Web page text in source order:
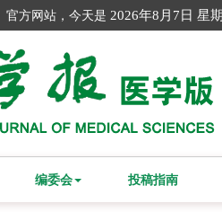
官方网站，今天是 2026年8月7日 星
编委会 投稿指南